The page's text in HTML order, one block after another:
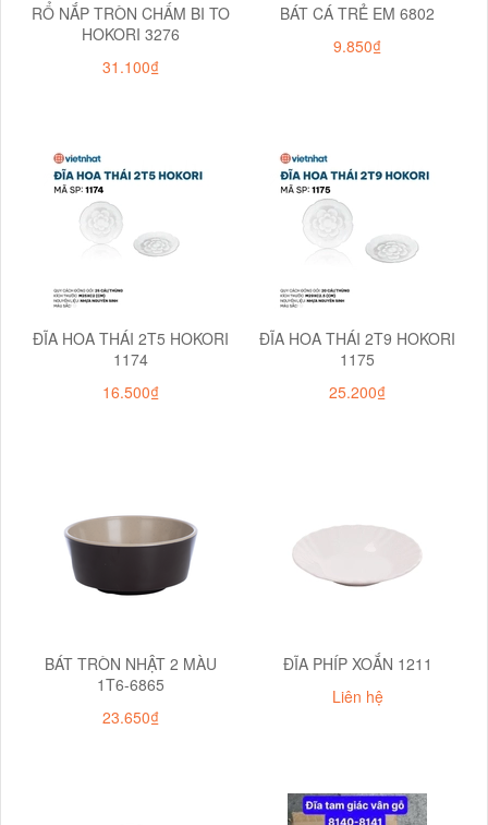
RỔ NẮP TRÒN CHẤM BI TO
HOKORI 3276
31.100₫
BÁT CÁ TRẺ EM 6802
9.850₫
ĐĨA HOA THÁI 2T5 HOKORI
1174
16.500₫
ĐĨA HOA THÁI 2T9 HOKORI
1175
25.200₫
BÁT TRÒN NHẬT 2 MÀU
1T6-6865
23.650₫
ĐĨA PHÍP XOẮN 1211
Liên hệ